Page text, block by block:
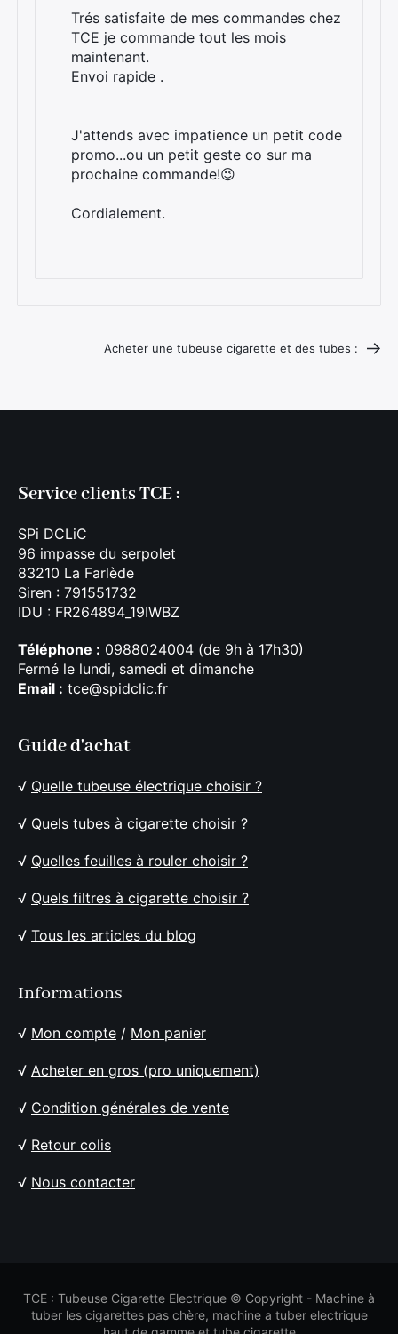
Trés satisfaite de mes commandes chez
TCE je commande tout les mois
maintenant.
Envoi rapide .
J'attends avec impatience un petit code
promo...ou un petit geste co sur ma
prochaine commande!😉
Cordialement.
Acheter une tubeuse cigarette et des tubes :
Service clients TCE :
SPi DCLiC
96 impasse du serpolet
83210 La Farlède
Siren : 791551732
IDU : FR264894_19IWBZ
Téléphone : 0988024004 (de 9h à 17h30)
Fermé le lundi, samedi et dimanche
Email : tce@spidclic.fr
Guide d'achat
√ Quelle tubeuse électrique choisir ?
√ Quels tubes à cigarette choisir ?
√ Quelles feuilles à rouler choisir ?
√ Quels filtres à cigarette choisir ?
√ Tous les articles du blog
Informations
√ Mon compte / Mon panier
√ Acheter en gros (pro uniquement)
√ Condition générales de vente
√ Retour colis
√ Nous contacter
TCE : Tubeuse Cigarette Electrique © Copyright - Machine à
tuber les cigarettes pas chère, machine a tuber electrique